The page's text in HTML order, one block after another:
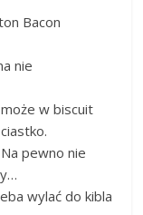
Bacon
nie
w biscuit
pewno nie
wylać do kibla